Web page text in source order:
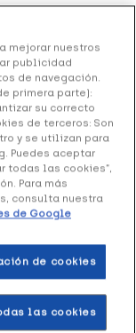
Facial Piel
mejorar nuestros
publicidad
de navegación.
primera parte):
su correcto
de terceros: Son
y se utilizan para
Puedes aceptar
todas las cookies”,
Para más
consulta nuestra
de Google
de cookies
las cookies